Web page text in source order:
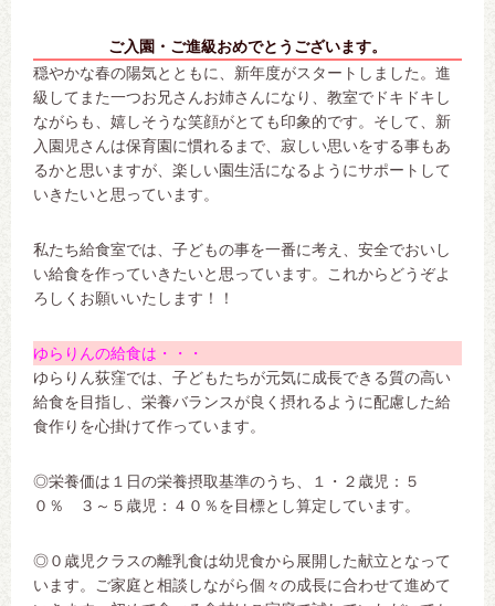
ご入園・ご進級おめでとうございます。
穏やかな春の陽気とともに、新年度がスタートしました。進
級してまた一つお兄さんお姉さんになり、教室でドキドキし
ながらも、嬉しそうな笑顔がとても印象的です。そして、新
入園児さんは保育園に慣れるまで、寂しい思いをする事もあ
るかと思いますが、楽しい園生活になるようにサポートして
いきたいと思っています。
私たち給食室では、子どもの事を一番に考え、安全でおいし
い給食を作っていきたいと思っています。これからどうぞよ
ろしくお願いいたします！！
ゆらりんの給食は・・・
ゆらりん荻窪では、子どもたちが元気に成長できる質の高い
給食を目指し、栄養バランスが良く摂れるように配慮した給
食作りを心掛けて作っています。
◎栄養価は１日の栄養摂取基準のうち、１・２歳児：５
０％ ３～５歳児：４０％を目標とし算定しています。
◎０歳児クラスの離乳食は幼児食から展開した献立となって
います。ご家庭と相談しながら個々の成長に合わせて進めて